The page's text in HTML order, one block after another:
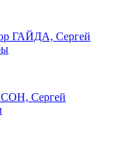
ГАЙДА, Сергей
Сергей